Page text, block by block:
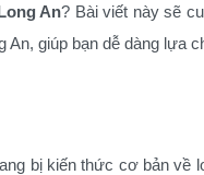
An? Bài viết này sẽ
giúp bạn dễ dàng lựa
bị kiến thức cơ bản về